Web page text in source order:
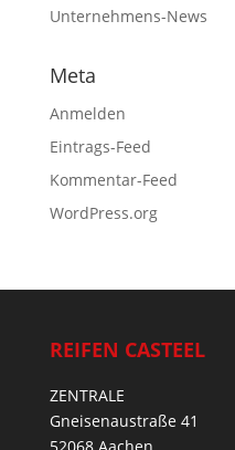
Unternehmens-News
Meta
Anmelden
Eintrags-Feed
Kommentar-Feed
WordPress.org
REIFEN CASTEEL
ZENTRALE
Gneisenaustraße 41